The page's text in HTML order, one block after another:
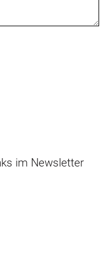
im Newsletter